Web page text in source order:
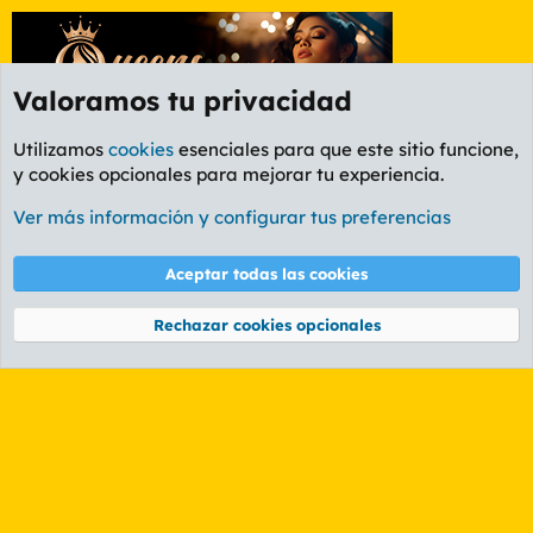
Foro General
Cookies
PL OLDSTYLE AMARILLO
Términos y reglas Política de privacidad
Community platform by XenForo® © 2010-2026 XenForo Ltd.
Valoramos tu privacidad
Utilizamos cookies esenciales para que este sitio funcione,
y cookies opcionales para mejorar tu experiencia.
Ver más información y configurar tus preferencias
Aceptar todas las cookies
Rechazar cookies opcionales